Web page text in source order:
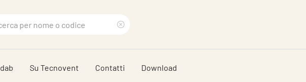
di
Su Tecnovent Contatti Download